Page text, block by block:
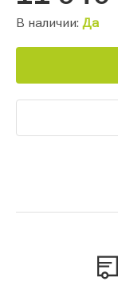
В наличии: Да